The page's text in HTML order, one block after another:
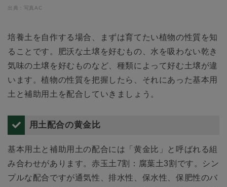
出典：写真AC
培養土を自作する場合、まずは育てたい植物の性質を知
ることです。肥沃な土壌を好むもの、水を吸わない乾き
気味の土壌を好むものなど、種類によって好む土壌が違
います。植物の性質を把握したら、それにあった基本用
土と補助用土を配合していきましょう。
用土配合の黄金比
基本用土と補助用土の配合には「黄金比」と呼ばれる組
み合わせがあります。赤玉土7割：腐葉土3割です。シン
プルな配合ですが通気性、排水性、保水性、保肥性のバ